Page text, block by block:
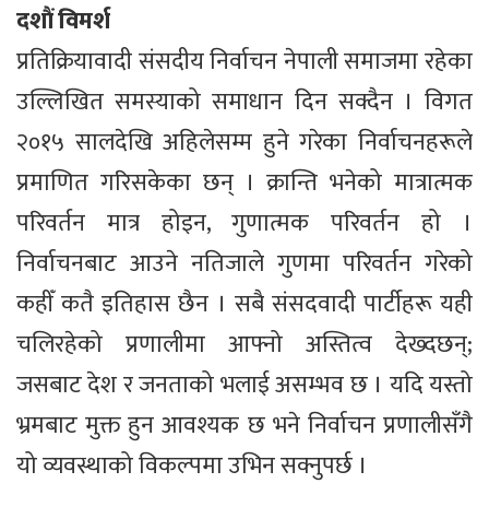
दशौं विमर्श
प्रतिक्रियावादी संसदीय निर्वाचन नेपाली समाजमा रहेका
उल्लिखित समस्याको समाधान दिन सक्दैन । विगत
२०१५ सालदेखि अहिलेसम्म हुने गरेका निर्वाचनहरूले
प्रमाणित गरिसकेका छन् । क्रान्ति भनेको मात्रात्मक
परिवर्तन मात्र होइन, गुणात्मक परिवर्तन हो ।
निर्वाचनबाट आउने नतिजाले गुणमा परिवर्तन गरेको
कहीँ कतै इतिहास छैन । सबै संसदवादी पार्टीहरू यही
चलिरहेको प्रणालीमा आफ्नो अस्तित्व देख्दछन्;
जसबाट देश र जनताको भलाई असम्भव छ । यदि यस्तो
भ्रमबाट मुक्त हुन आवश्यक छ भने निर्वाचन प्रणालीसँगै
यो व्यवस्थाको विकल्पमा उभिन सक्नुपर्छ ।